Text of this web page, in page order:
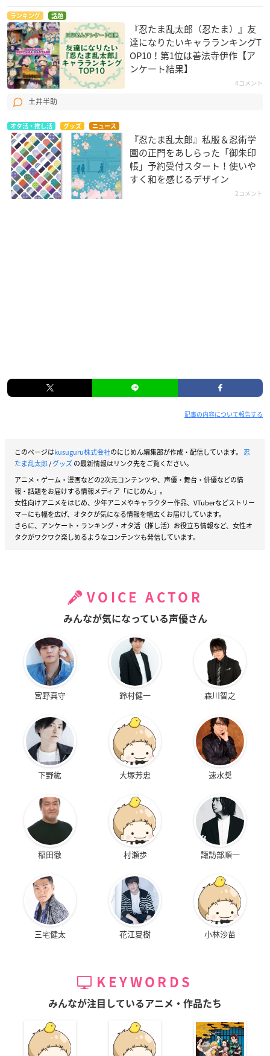
ランキング 話題
『忍たま乱太郎（忍たま）』友
達になりたいキャラランキングT
OP10！第1位は善法寺伊作【ア
ンケート結果】
4コメント
土井半助
オタ活・推し活 グッズ ニュース
『忍たま乱太郎』私服＆忍術学
園の正門をあしらった「御朱印
帳」予約受付スタート！使いや
すく和を感じるデザイン
2コメント
記事の内容について報告する
このページはkusuguru株式会社のにじめん編集部が作成・配信しています。 忍
たま乱太郎/グッズの最新情報はリンク先をご覧ください。
アニメ・ゲーム・漫画などの2次元コンテンツや、声優・舞台・俳優などの情
報・話題をお届けする情報メディア「にじめん」。
女性向けアニメをはじめ、少年アニメやキャラクター作品、VTuberなどストリー
マーにも幅を広げ、オタクが気になる情報を幅広くお届けしています。
さらに、アンケート・ランキング・オタ活（推し活）お役立ち情報など、女性オ
タクがワクワク楽しめるようなコンテンツも発信しています。
VOICE ACTOR
みんなが気になっている声優さん
宮野真守 鈴村健一 森川智之
下野紘 大塚芳忠 速水奨
稲田徹 村瀬歩 諏訪部順一
三宅健太 花江夏樹 小林沙苗
KEYWORDS
みんなが注目しているアニメ・作品たち